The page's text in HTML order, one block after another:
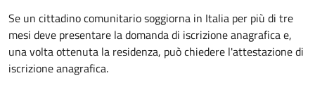
Se un cittadino comunitario soggiorna in Italia per più di tre
mesi deve presentare la domanda di iscrizione anagrafica e,
una volta ottenuta la residenza, può chiedere l'attestazione di
iscrizione anagrafica.